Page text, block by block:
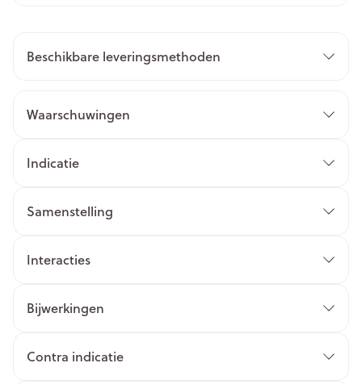
Beschikbare leveringsmethoden
Waarschuwingen
Indicatie
Samenstelling
Interacties
Bijwerkingen
Contra indicatie